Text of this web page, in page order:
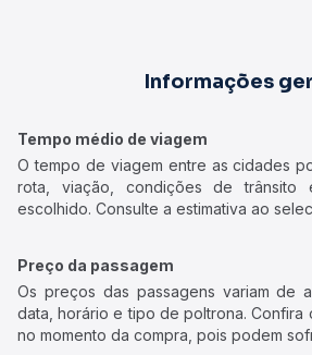
Informações
Tempo médio de viagem
O tempo de viagem entre as cidades
rota, viação, condições de
escolhido. Consulte a estimativa ao
Preço da passagem
Os preços das passagens variam de
data, horário e tipo de poltrona. Confira
no momento da compra, pois podem